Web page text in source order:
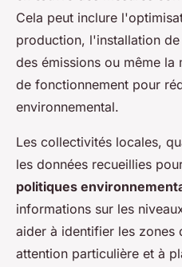
Cela peut inclure
production, l'installation
des émissions ou même
de fonctionnement pour
environnemental.
Les collectivités locales,
les données recueillies
politiques
informations sur les
aider à identifier les zones
attention particulière et à